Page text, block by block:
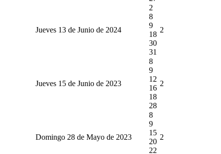
Jueves 13 de Junio de 2024
2
8
9
18
30
31
2
Jueves 15 de Junio de 2023
8
9
12
16
18
28
2
Domingo 28 de Mayo de 2023
8
9
15
20
22
2